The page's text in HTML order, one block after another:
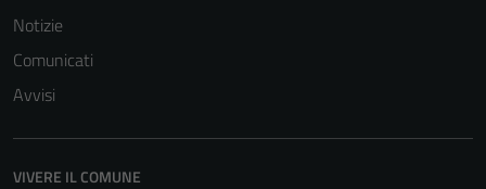
Notizie
Comunicati
Avvisi
VIVERE IL COMUNE